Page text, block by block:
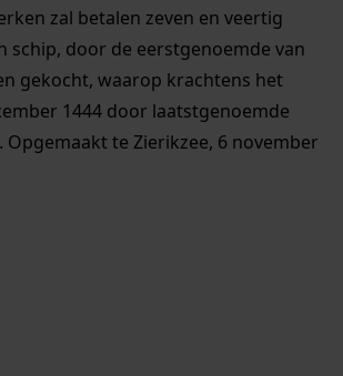
zal betalen zeven en veertig
schip, door de eerstgenoemde van
gekocht, waarop krachtens het
1444 door laatstgenoemde
Opgemaakt te Zierikzee, 6 november